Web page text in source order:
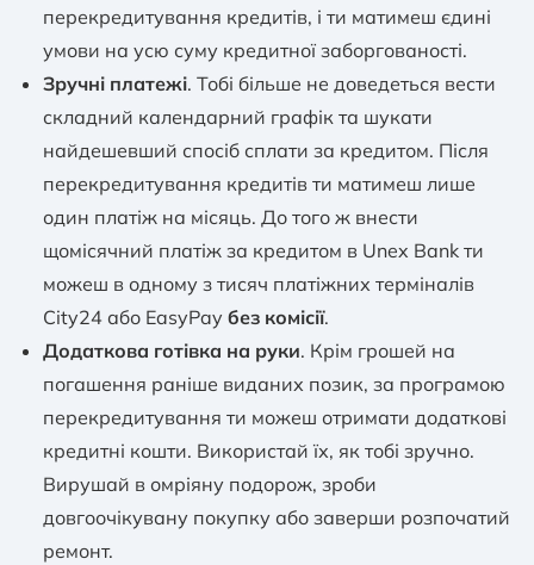
перекредитування кредитів, і ти матимеш єдині
умови на усю суму кредитної заборгованості.
Зручні платежі. Тобі більше не доведеться вести
складний календарний графік та шукати
найдешевший спосіб сплати за кредитом. Після
перекредитування кредитів ти матимеш лише
один платіж на місяць. До того ж внести
щомісячний платіж за кредитом в Unex Bank ти
можеш в одному з тисяч платіжних терміналів
City24 або EasyPay без комісії.
Додаткова готівка на руки. Крім грошей на
погашення раніше виданих позик, за програмою
перекредитування ти можеш отримати додаткові
кредитні кошти. Використай їх, як тобі зручно.
Вирушай в омріяну подорож, зроби
довгоочікувану покупку або заверши розпочатий
ремонт.